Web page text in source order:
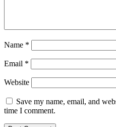
Name *
Email *
Website
Save my name, email, and
time I comment.